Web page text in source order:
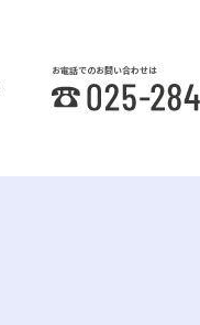
お電話でのお問い合わせは